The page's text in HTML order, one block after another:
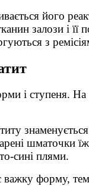
його
залози і
з
і ступеня.
шматочки
сині плями.
важку форму,